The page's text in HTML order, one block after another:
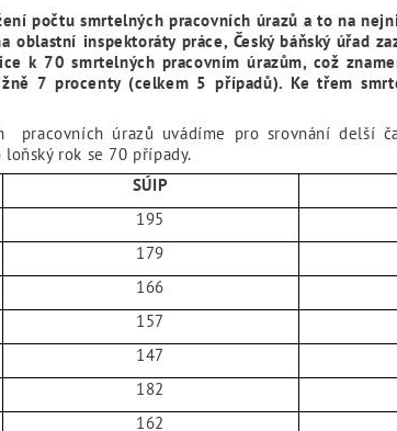
počtu smrtelných pracovních úrazů a to na
oblastní inspektoráty práce, Český báňský úřad
k 70 smrtelných pracovním úrazům, což
7 procenty (celkem 5 případů). Ke třem
pracovních úrazů uvádíme pro srovnání delší
rok se 70 případy.
SÚIP
195
179
166
157
147
182
162